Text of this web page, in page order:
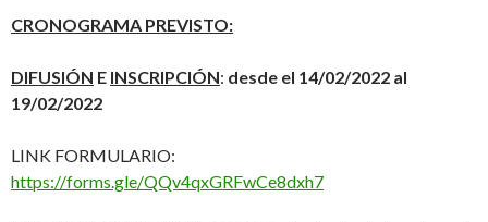
CRONOGRAMA PREVISTO:
DIFUSIÓN E INSCRIPCIÓN: desde el 14/02/2022 al
19/02/2022
LINK FORMULARIO:
https://forms.gle/QQv4qxGRFwCe8dxh7